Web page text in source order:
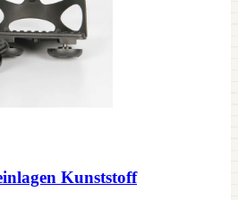
Kunststoff